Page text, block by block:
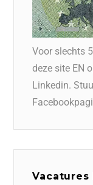
Voor slechts
deze site EN
Linkedin.
Vacatures